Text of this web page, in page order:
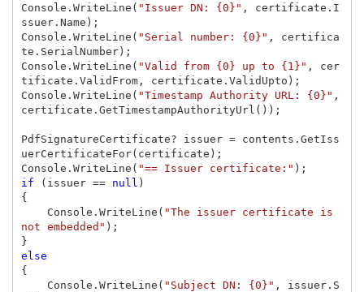
Console . WriteLine ( "Issuer DN: {0}" , certificate . I
ssuer. Name );
Console . WriteLine ( "Serial number: {0}" ,
certifica
te . SerialNumber);
Console . WriteLine ( "Valid from {0} up to {1}" ,
cer
tificate . ValidFrom, certificate . ValidUpto );
Console . WriteLine ( "Timestamp Authority URL: {0}" ,
certificate . GetTimestampAuthorityUrl ());
PdfSignatureCertificate? issuer = contents . GetIss
uerCertificateFor( certificate );
Console . WriteLine ( "== Issuer certificate:" );
if
( issuer == null )
{
Console . WriteLine ( "The issuer certificate is
not embedded" );
}
else
{
Console . WriteLine ( "Subject DN: {0}" , issuer. S